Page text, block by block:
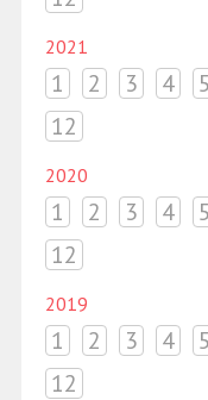
2021
1 2 3 4 5
12
2020
1 2 3 4 5
12
2019
1 2 3 4 5
12